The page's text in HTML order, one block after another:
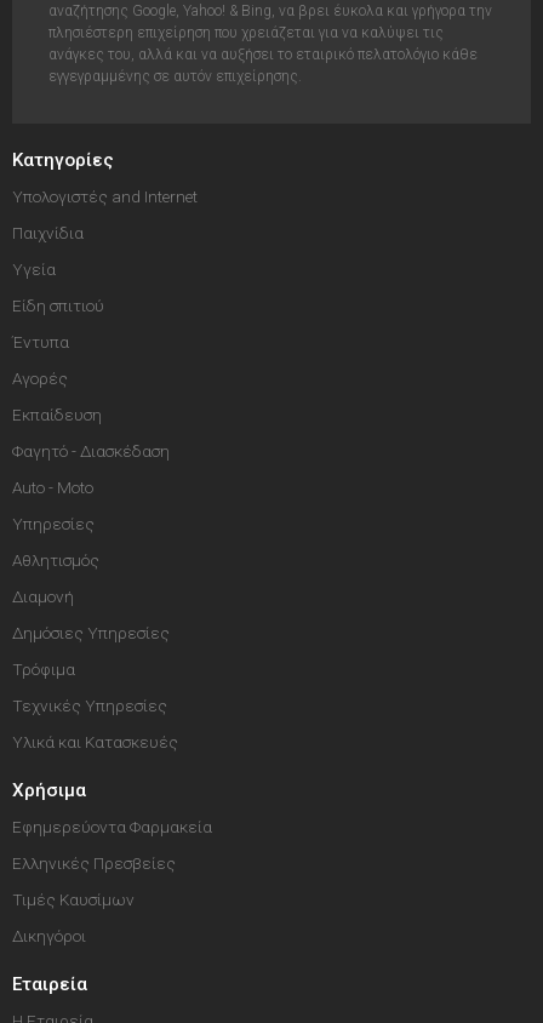
αναζήτησης Google, Yahoo! & Bing, να βρει έυκολα και γρήγορα την
πλησιέστερη επιχείρηση που χρειάζεται για να καλύψει τις
ανάγκες του, αλλά και να αυξήσει το εταιρικό πελατολόγιο κάθε
εγγεγραμμένης σε αυτόν επιχείρησης.
Κατηγορίες
Υπολογιστές and Internet
Παιχνίδια
Υγεία
Είδη σπιτιού
Έντυπα
Αγορές
Εκπαίδευση
Φαγητό - Διασκέδαση
Auto - Moto
Υπηρεσίες
Αθλητισμός
Διαμονή
Δημόσιες Υπηρεσίες
Τρόφιμα
Τεχνικές Υπηρεσίες
Υλικά και Κατασκευές
Χρήσιμα
Εφημερεύοντα Φαρμακεία
Ελληνικές Πρεσβείες
Τιμές Καυσίμων
Δικηγόροι
Εταιρεία